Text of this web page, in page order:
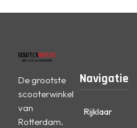
De grootste
scooterwinkel
van
Rotterdam.
Navigatie
Rijklaar